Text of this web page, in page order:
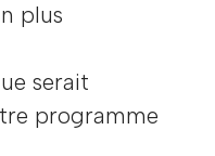
plus
serait
programme